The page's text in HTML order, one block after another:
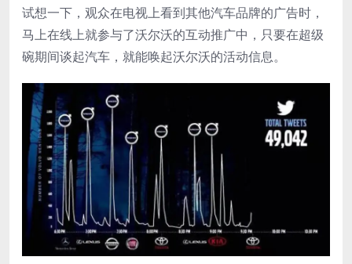
试想一下，观众在电视上看到其他汽车品牌的广告时，
马上在线上就参与了沃尔沃的互动推广中，只要在超级
碗期间谈起汽车，就能唤起沃尔沃的活动信息。